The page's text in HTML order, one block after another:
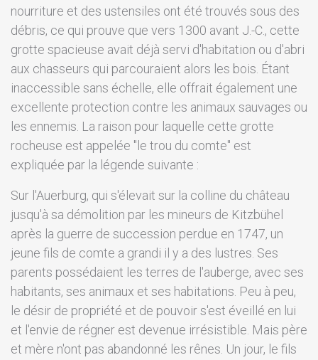
nourriture et des ustensiles ont été trouvés sous des
débris, ce qui prouve que vers 1300 avant J.-C., cette
grotte spacieuse avait déjà servi d'habitation ou d'abri
aux chasseurs qui parcouraient alors les bois. Étant
inaccessible sans échelle, elle offrait également une
excellente protection contre les animaux sauvages ou
les ennemis. La raison pour laquelle cette grotte
rocheuse est appelée "le trou du comte" est
expliquée par la légende suivante :
Sur l'Auerburg, qui s'élevait sur la colline du château
jusqu'à sa démolition par les mineurs de Kitzbühel
après la guerre de succession perdue en 1747, un
jeune fils de comte a grandi il y a des lustres. Ses
parents possédaient les terres de l'auberge, avec ses
habitants, ses animaux et ses habitations. Peu à peu,
le désir de propriété et de pouvoir s'est éveillé en lui
et l'envie de régner est devenue irrésistible. Mais père
et mère n'ont pas abandonné les rênes. Un jour, le fils